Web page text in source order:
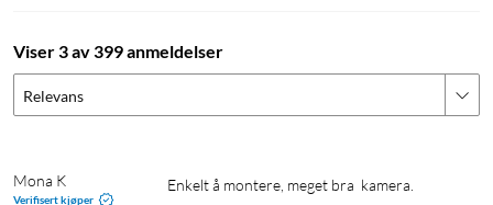
måte.
Viser 3 av 399 anmeldelser
Relevans
Mona K
Verifisert kjøper
Enkelt å montere, meget bra  kamera.